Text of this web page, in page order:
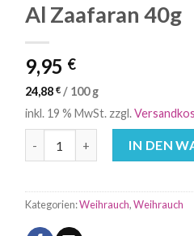
Al Zaafaran 40g
9,95 €
24,88 € / 100 g
inkl. 19 % MwSt. zzgl.
IN DEN
Kategorien:Weihrauch,Weihrauch